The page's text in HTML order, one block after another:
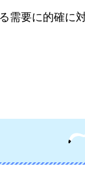
需要に的確に